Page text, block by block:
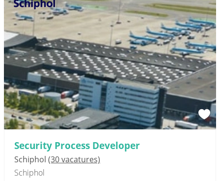
Security Process Developer
Schiphol (30 vacatures)
Schiphol